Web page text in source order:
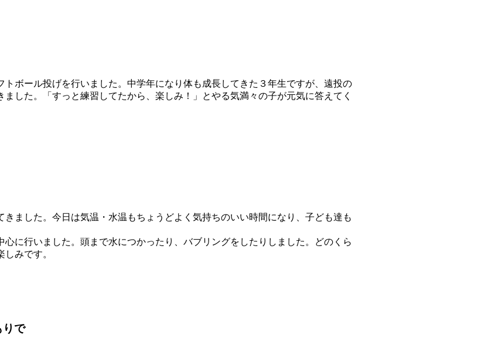
ボール投げを行いました。中学年になり体も成長してきた３年生ですが、遠投の
した。「すっと練習してたから、楽しみ！」とやる気満々の子が元気に答えてく
ました。今日は気温・水温もちょうどよく気持ちのいい時間になり、子ども達も
に行いました。頭まで水につかったり、バブリングをしたりしました。どのくら
みです。
で